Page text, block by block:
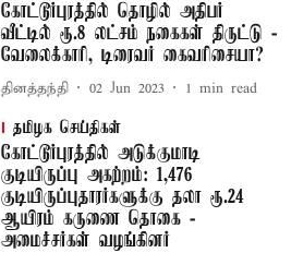
கோட்டூர்புரத்தில் தொழில் அதிபர்
வீட்டில் ரூ.8 லட்சம் நகைகள் திருட்டு -
வேலைக்காரி, டிரைவர் கைவரிசையா?
தினத்தந்தி 02 Jun 2023 1 min read
தமிழக செய்திகள்
கோட்டூர்புரத்தில் அடுக்குமாடி
குடியிருப்பு அகற்றம்: 1,476
குடியிருப்புதாரர்களுக்கு தலா ரூ.24
ஆயிரம் கருணை தொகை -
அமைச்சர்கள் வழங்கினர்